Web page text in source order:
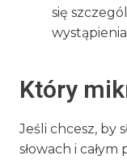
się
Który
Jeśli chcesz, by
słowach i